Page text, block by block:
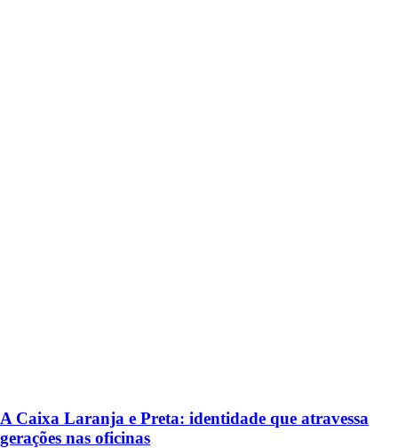
A Caixa Laranja e Preta: identidade que atravessa
gerações nas oficinas